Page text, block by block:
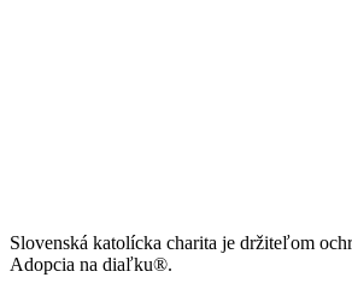
Slovenská katolícka charita je držiteľom
Adopcia na diaľku®.